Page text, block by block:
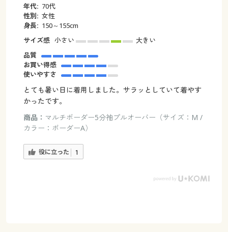
年代: 70代
性別: 女性
身長: 150～155cm
サイズ感 小さい
大きい
品質
お買い得感
使いやすさ
とても暑い日に着用しました。サラッとしていて着やす
かったです。
商品： マルチボーダー5分袖プルオーバー（サイズ：M /
カラー：ボーダーA）
役に立った 1